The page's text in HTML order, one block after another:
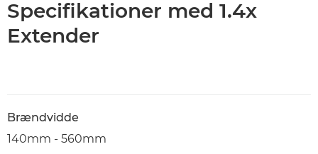
Specifikationer med 1.4x
Extender
Brændvidde
140mm - 560mm